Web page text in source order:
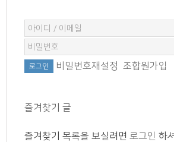
비밀번호재설정 조합원가입
즐겨찾기 글
즐겨찾기 목록을 보실려면 로그인 하